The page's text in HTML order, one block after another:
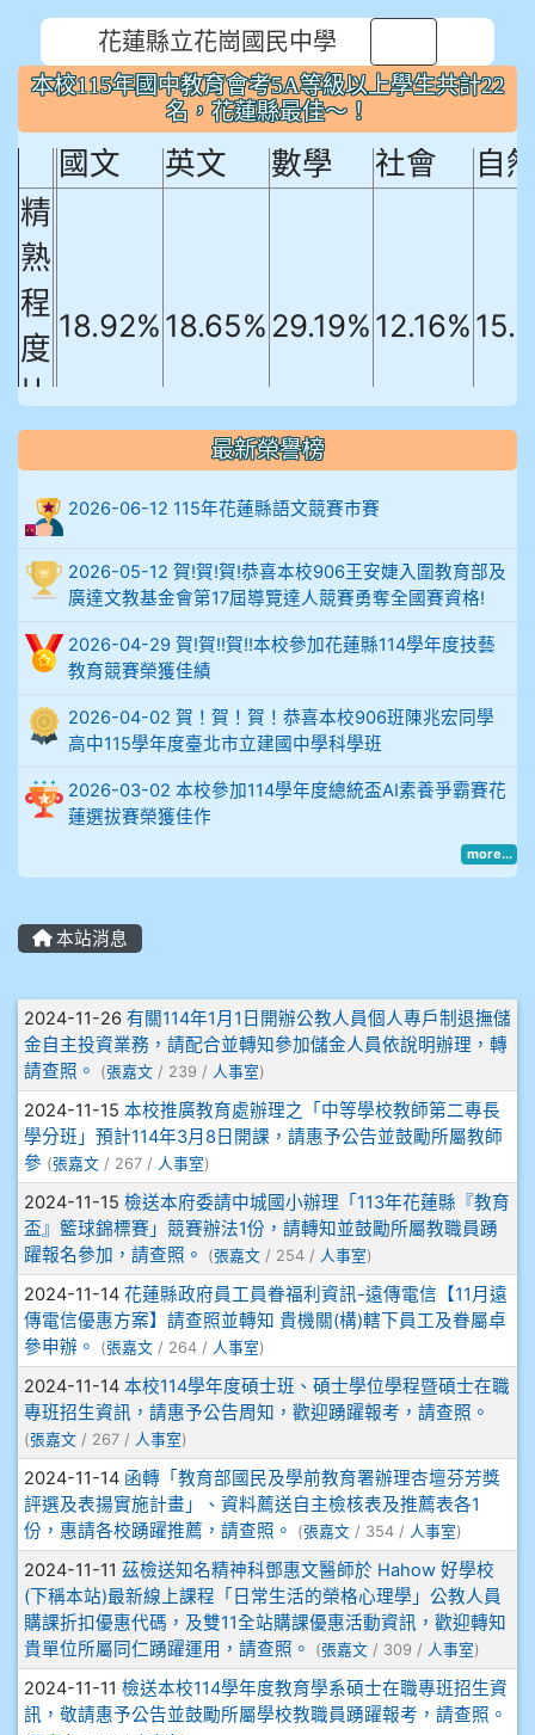
花蓮縣立花崗國民中學
本校115年國中教育會考5A等級以上學生共計22
名，花蓮縣最佳～！
本校115年國中教育會考5A等級以上
學生共計22名，花蓮縣最佳～！
國文
英文 數學 社會
自
精
熟
程
度
比
例
18.92% 18.65% 29.19% 12.16%
906陳兆宏 5A10+ 作文5
912余 嘉 5A10+
914謝佩臻 5A10+
902蘇奕愷
903陳品帆
904彭子庭
905蔣昇和
905周沛蓉
905鄭瑀安
906江彥臻
907張晏寧
908彭主豪
909林柏翰
909林玉楓
909林朝智
910謝尚橙
910呂芃澔
910溫婕伶
911王祉傑
911張 婷
912彭子宸
914王苡澄
最新榮譽榜
2026-06-12 115年花蓮縣語文競賽市賽
2026-05-12 賀!賀!賀!恭喜本校906王安婕入圍教育部及
廣達文教基金會第17屆導覽達人競賽勇奪全國賽資格!
2026-04-29 賀!賀!!賀!!本校參加花蓮縣114學年度技藝
教育競賽榮獲佳績
2026-04-02 賀！賀！賀！恭喜本校906班陳兆宏同學
高中115學年度臺北市立建國中學科學班
2026-03-02 本校參加114學年度總統盃AI素養爭霸賽花
蓮選拔賽榮獲佳作
more...
本站消息
文章列表
2024-11-26 有關114年1月1日開辦公教人員個人專戶制退撫儲
金自主投資業務，請配合並轉知參加儲金人員依說明辦理，轉
請查照。
(張嘉文 / 239 / 人事室)
2024-11-15 本校推廣教育處辦理之「中等學校教師第二專長
學分班」預計114年3月8日開課，請惠予公告並鼓勵所屬教師
參 (張嘉文 / 267 / 人事室)
2024-11-15 檢送本府委請中城國小辦理「113年花蓮縣『教育
盃』籃球錦標賽」競賽辦法1份，請轉知並鼓勵所屬教職員踴
躍報名參加，請查照。
(張嘉文 / 254 / 人事室)
2024-11-14 花蓮縣政府員工員眷福利資訊-遠傳電信【11月遠
傳電信優惠方案】請查照並轉知 貴機關(構)轄下員工及眷屬卓
參申辦。
(張嘉文 / 264 / 人事室)
2024-11-14 本校114學年度碩士班、碩士學位學程暨碩士在職
專班招生資訊，請惠予公告周知，歡迎踴躍報考，請查照。
(張嘉文 / 267 / 人事室)
2024-11-14 函轉「教育部國民及學前教育署辦理杏壇芬芳獎
評選及表揚實施計畫」、資料薦送自主檢核表及推薦表各1
份，惠請各校踴躍推薦，請查照。
(張嘉文 / 354 / 人事室)
2024-11-11 茲檢送知名精神科鄧惠文醫師於 Hahow 好學校
(下稱本站)最新線上課程「日常生活的榮格心理學」公教人員
購課折扣優惠代碼，及雙11全站購課優惠活動資訊，歡迎轉知
貴單位所屬同仁踴躍運用，請查照。
(張嘉文 / 309 / 人事室)
2024-11-11 檢送本校114學年度教育學系碩士在職專班招生資
訊，敬請惠予公告並鼓勵所屬學校教職員踴躍報考，請查照。